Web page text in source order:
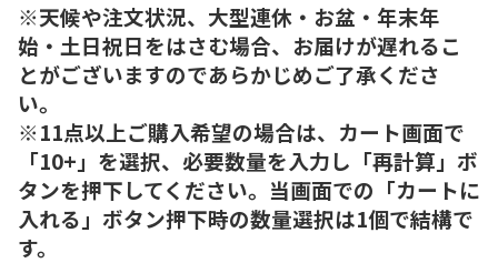
※天候や注文状況、大型連休・お盆・年末年
始・土日祝日をはさむ場合、お届けが遅れるこ
とがございますのであらかじめご了承くださ
い。
※11点以上ご購入希望の場合は、カート画面で
「10+」を選択、必要数量を入力し「再計算」ボ
タンを押下してください。当画面での「カートに
入れる」ボタン押下時の数量選択は1個で結構で
す。